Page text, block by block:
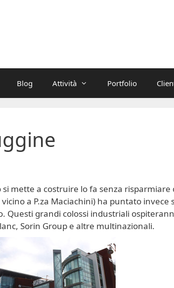
Blog Attività Portfolio
mette a costruire lo fa senza risparmiare
a P.za Maciachini) ha puntato invece
Questi grandi colossi industriali
Sorin Group e altre multinazionali.